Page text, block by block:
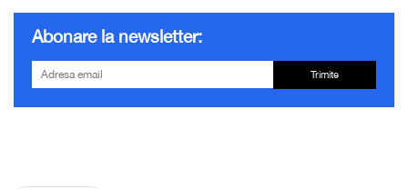
Abonare la newsletter:
Trimite